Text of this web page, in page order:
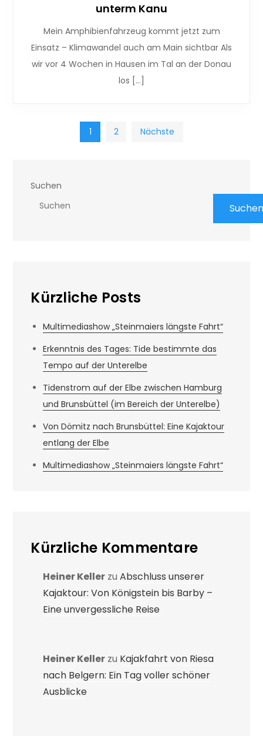
unterm Kanu
Mein Amphibienfahrzeug kommt jetzt zum
Einsatz – Klimawandel auch am Main sichtbar Als
wir vor 4 Wochen in Hausen im Tal an der Donau
los […]
Beiträge
1 2 Nächste
Suchen
Kürzliche Posts
Multimediashow „Steinmaiers längste Fahrt“
Erkenntnis des Tages: Tide bestimmte das
Tempo auf der Unterelbe
Tidenstrom auf der Elbe zwischen Hamburg
und Brunsbüttel (im Bereich der Unterelbe)
Von Dömitz nach Brunsbüttel: Eine Kajaktour
entlang der Elbe
Multimediashow „Steinmaiers längste Fahrt“
Kürzliche Kommentare
Heiner Keller zuAbschluss unserer
Kajaktour: Von Königstein bis Barby –
Eine unvergessliche Reise
Heiner Keller zu Kajakfahrt von Riesa
nach Belgern: Ein Tag voller schöner
Ausblicke